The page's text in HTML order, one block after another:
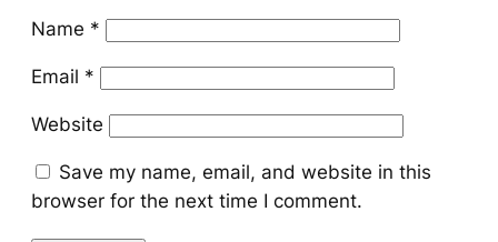
Name *
Email *
Website
Save my name, email, and website in this
browser for the next time I comment.